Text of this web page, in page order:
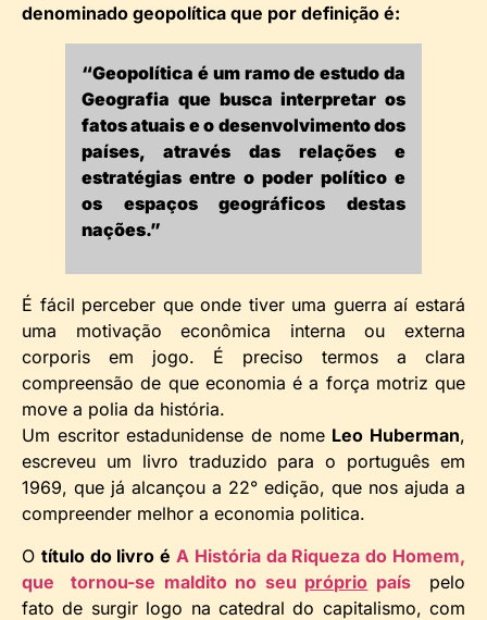
denominado geopolítica que por definição é:
“Geopolítica é um ramo de estudo da
Geografia que busca interpretar os
fatos atuais e o desenvolvimento dos
países, através das relações e
estratégias entre o poder político e
os espaços geográficos destas
nações.”
É fácil perceber que onde tiver uma guerra aí estará
uma motivação econômica interna ou externa
corporis em jogo. É preciso termos a clara
compreensão de que economia é a força motriz que
move a polia da história.
Um escritor estadunidense de nome Leo Huberman,
escreveu um livro traduzido para o português em
1969, que já alcançou a 22° edição, que nos ajuda a
compreender melhor a economia politica.
O título do livro é A História da Riqueza do Homem,
que tornou-se maldito no seu próprio paíspelo
fato de surgir logo na catedral do capitalismo, com